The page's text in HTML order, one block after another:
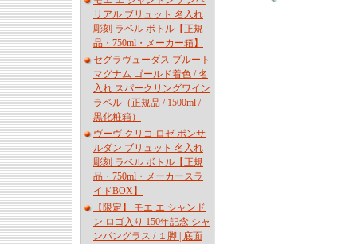
リアル ブリュット 名入れ
彫刻 ラベル ボトル【正規
品・750ml・メーカー箱】
セグラヴューダス ブルート
マグナム ゴールド着色 / 名
入れ スパークリングワイン
ラベル（正規品 / 1500ml /
黒化粧箱）
ヴーヴ クリコ ロゼ ポンサ
ルダン ブリュット 名入れ
彫刻 ラベル ボトル【正規
品・750ml・メーカースラ
イドBOX】
【限定】 モエ エ シャンド
ン ロゴ入り 150年記念 シャ
ンパングラス / １脚 | 底面